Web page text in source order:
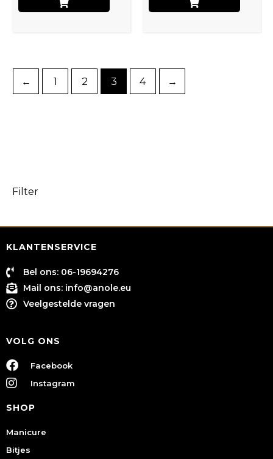
Filter
← 1 2 3 4 →
KLANTENSERVICE
Bel ons: 06-19694276
Mail ons: info@anole.eu
Veelgestelde vragen
VOLG ONS
Facebook
Instagram
SHOP
Manicure
Bitjes